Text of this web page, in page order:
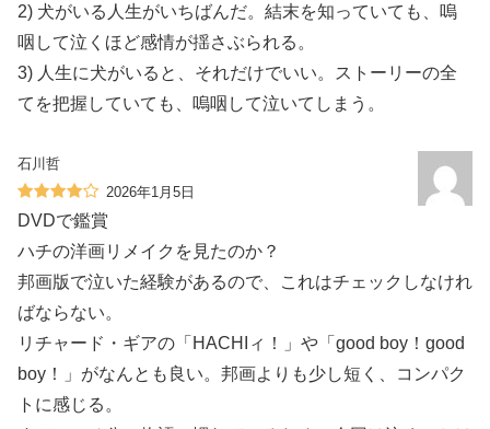
2) 犬がいる人生がいちばんだ。結末を知っていても、嗚
咽して泣くほど感情が揺さぶられる。
3) 人生に犬がいると、それだけでいい。ストーリーの全
てを把握していても、嗚咽して泣いてしまう。
石川哲
2026年1月5日
DVDで鑑賞
ハチの洋画リメイクを見たのか？
邦画版で泣いた経験があるので、これはチェックしなけれ
ばならない。
リチャード・ギアの「HACHIィ！」や「good boy！good
boy！」がなんとも良い。邦画よりも少し短く、コンパク
トに感じる。